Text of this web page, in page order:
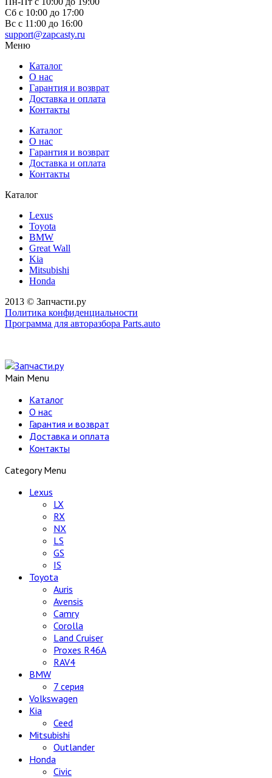
Сб с 10:00 до 17:00
Вс c 11:00 до 16:00
support@zapcasty.ru
Меню
Каталог
О нас
Гарантия и возврат
Доставка и оплата
Контакты
Каталог
О нас
Гарантия и возврат
Доставка и оплата
Контакты
Каталог
Lexus
Toyota
BMW
Great Wall
Kia
Mitsubishi
Honda
2013 © Запчасти.ру
Политика конфиденциальности
Программа для авторазбора Parts.auto
Main Menu
Каталог
О нас
Гарантия и возврат
Доставка и оплата
Контакты
Category Menu
Lexus
LX
RX
NX
LS
GS
IS
Toyota
Auris
Avensis
Camry
Corolla
Land Cruiser
Proxes R46A
RAV4
BMW
7 серия
Volkswagen
Kia
Ceed
Mitsubishi
Outlander
Honda
Civic